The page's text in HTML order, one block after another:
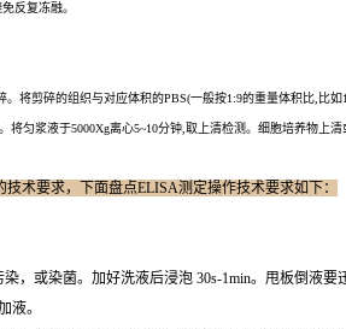
反复冻融。
将剪碎的组织与对应体积的PBS(一般按1:9的重量体积比,比
浆液于5000Xg离心5~10分钟,取上清检测。细胞培养物上
术要求，下面盘点ELISA测定操作技术要求如下：
或染菌。加好洗液后浸泡 30s-1min。甩板倒液
液。